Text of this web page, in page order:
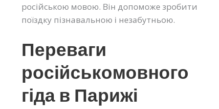
російською мовою. Він допоможе зробити
поїздку пізнавальною і незабутньою.
Переваги
російськомовного
гіда в Парижі